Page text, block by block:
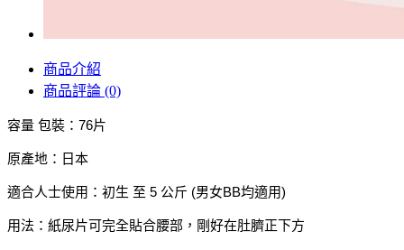
商品介紹
商品評論 (0)
容量 包裝：76片
原產地：日本
適合人士使用：初生 至 5 公斤 (男女BB均適用)
用法：紙尿片可完全貼合腰部，剛好在肚臍正下方